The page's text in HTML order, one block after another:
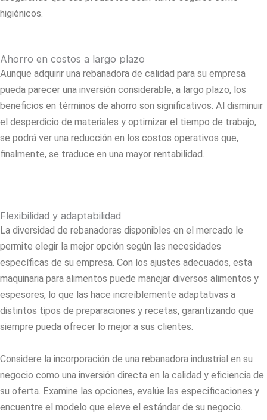
higiénicos.
Ahorro en costos a largo plazo
Aunque adquirir una rebanadora de calidad para su empresa
pueda parecer una inversión considerable, a largo plazo, los
beneficios en términos de ahorro son significativos. Al disminuir
el desperdicio de materiales y optimizar el tiempo de trabajo,
se podrá ver una reducción en los costos operativos que,
finalmente, se traduce en una mayor rentabilidad.
Flexibilidad y adaptabilidad
La diversidad de rebanadoras disponibles en el mercado le
permite elegir la mejor opción según las necesidades
específicas de su empresa. Con los ajustes adecuados, esta
maquinaria para alimentos puede manejar diversos alimentos y
espesores, lo que las hace increíblemente adaptativas a
distintos tipos de preparaciones y recetas, garantizando que
siempre pueda ofrecer lo mejor a sus clientes.
Considere la incorporación de una rebanadora industrial en su
negocio como una inversión directa en la calidad y eficiencia de
su oferta. Examine las opciones, evalúe las especificaciones y
encuentre el modelo que eleve el estándar de su negocio.